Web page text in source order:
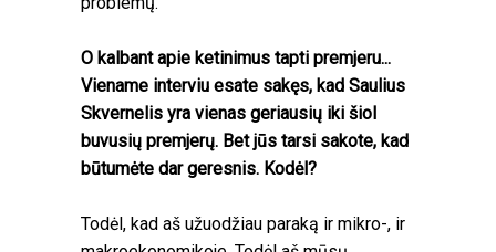
O kalbant apie ketinimus tapti premjeru...
Viename interviu esate sakęs, kad Saulius
Skvernelis yra vienas geriausių iki šiol
buvusių premjerų. Bet jūs tarsi sakote, kad
būtumėte dar geresnis. Kodėl?
Todėl, kad aš užuodžiau paraką ir mikro-, ir